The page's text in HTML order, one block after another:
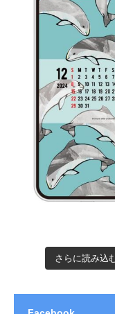
さらに読み込